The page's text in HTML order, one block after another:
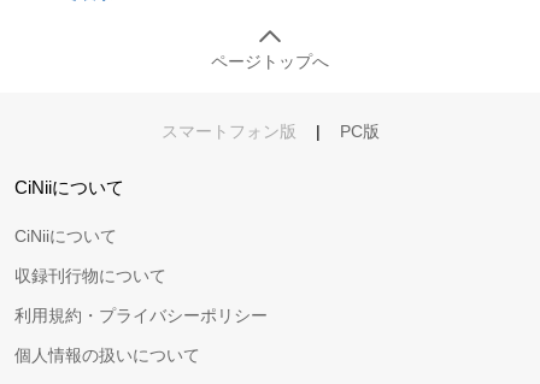
ページトップへ
スマートフォン版 | PC版
CiNiiについて
CiNiiについて
収録刊行物について
利用規約・プライバシーポリシー
個人情報の扱いについて